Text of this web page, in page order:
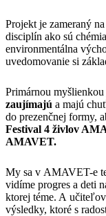
Projekt je zameraný
disciplín ako sú
environmentálna
uvedomovanie si
Primárnou myšlienkou
zaujímajú a majú
do prezenčnej formy,
Festival 4 živlov
AMAVET.
My sa v AMAVET-e
vidíme progres a deti
ktorej téme. A
výsledky, ktoré s